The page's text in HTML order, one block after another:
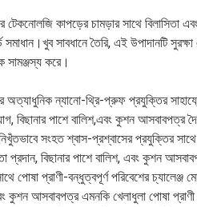
কাপড়ের চামড়ার সাথে বিলাসিতা
সাবধানে তৈরি, এই উপাদানটি
সামঞ্জস্য করে।
অত্যাধুনিক ন্যানো-থ্রি-প্রুফ প্রযুক্তির
বিছানার পাশে বালিশ,এবং কুশন আসবাবপত্র
সংহত শ্বাস-প্রশ্বাসের প্রযুক্তির
বিছানার পাশে বালিশ, এবং কুশন
পোষা প্রাণী-বন্ধুত্বপূর্ণ পরিবেশের
কুশন আসবাবপত্র এমনকি খেলাধুলা পোষা প্রাণী